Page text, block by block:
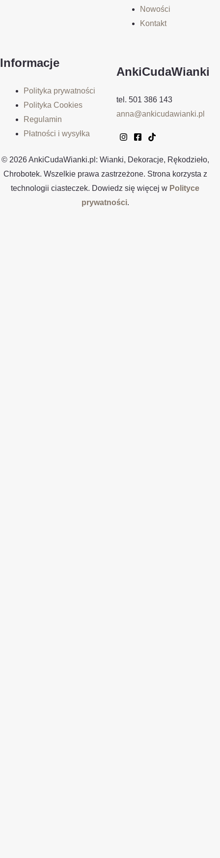
Nowości
Kontakt
Informacje
Polityka prywatności
Polityka Cookies
Regulamin
Płatności i wysyłka
AnkiCudaWianki
tel. 501 386 143
anna@ankicudawianki.pl
© 2026 AnkiCudaWianki.pl: Wianki, Dekoracje, Rękodzieło,
Chrobotek. Wszelkie prawa zastrzeżone. Strona korzysta z
technologii ciasteczek. Dowiedz się więcej w Polityce
prywatności.